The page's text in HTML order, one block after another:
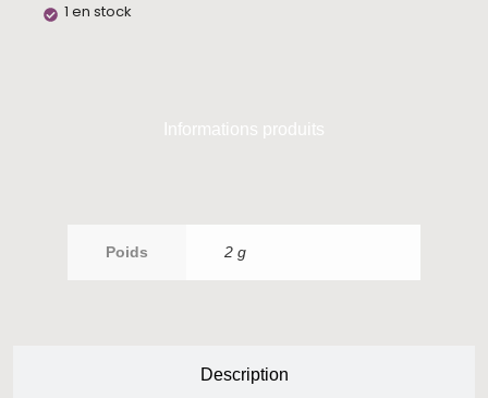
1 en stock
Informations produits
Description
Poids 2 g